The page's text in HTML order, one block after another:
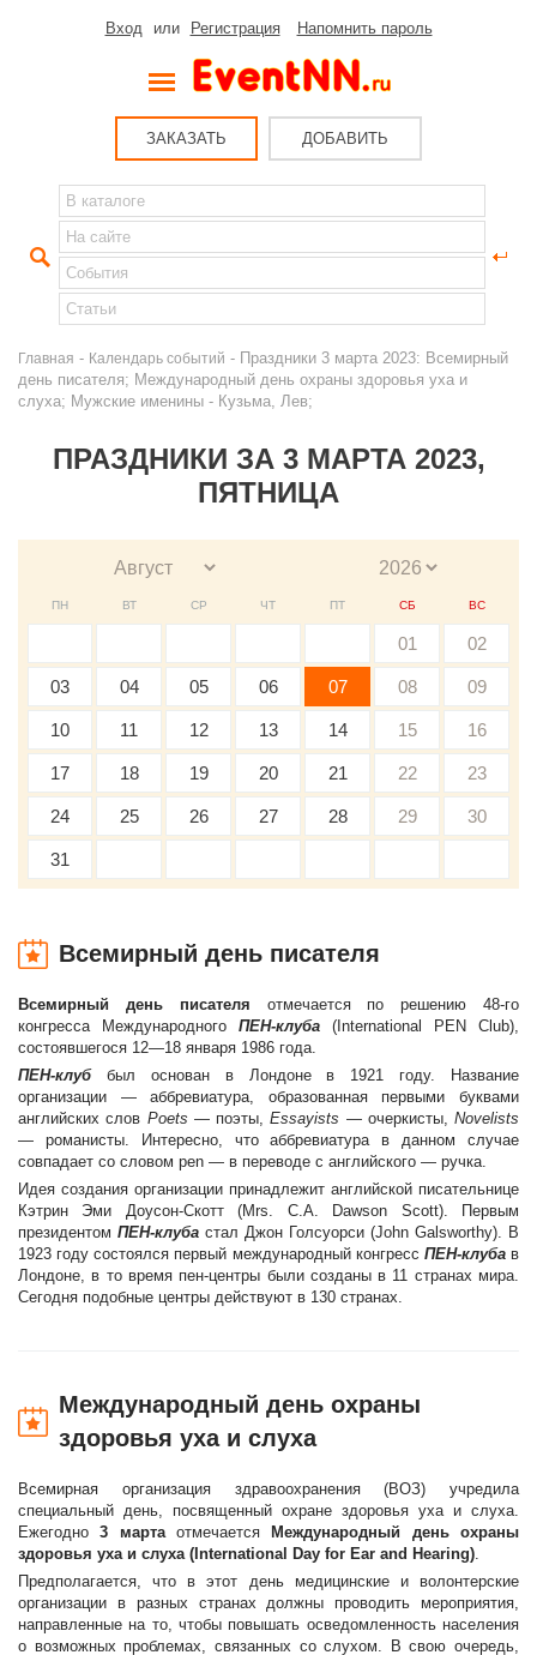
Вход или Регистрация Напомнить пароль
ЗАКАЗАТЬ ДОБАВИТЬ
Главная - Календарь событий - Праздники 3 марта 2023: Всемирный
день писателя; Международный день охраны здоровья уха и
слуха; Мужские именины - Кузьма, Лев;
ПРАЗДНИКИ ЗА 3 МАРТА 2023,
ПЯТНИЦА
ПН ВТ СР ЧТ ПТ СБ ВС
01 02
03 04 05 06 07 08 09
10 11 12 13 14 15 16
17 18 19 20 21 22 23
24 25 26 27 28 29 30
31
Всемирный день писателя
Всемирный день писателя отмечается по решению 48-го
конгресса Международного ПЕН-клуба (International PEN Club),
состоявшегося 12—18 января 1986 года.
ПЕН-клуббыл основан в Лондоне в 1921 году. Название
организации — аббревиатура, образованная первыми буквами
английских слов Poets — поэты,Essayists — очеркисты, Novelists
— романисты. Интересно, что аббревиатура в данном случае
совпадает со словом pen — в переводе с английского — ручка.
Идея создания организации принадлежит английской писательнице
Кэтрин Эми Доусон-Скотт (Mrs. C.A. Dawson Scott). Первым
президентом ПЕН-клуба стал Джон Голсуорси (John Galsworthy). В
1923 году состоялся первый международный конгресс ПЕН-клубав
Лондоне, в то время пен-центры были созданы в 11 странах мира.
Сегодня подобные центры действуют в 130 странах.
Международный день охраны
здоровья уха и слуха
Всемирная организация здравоохранения (ВОЗ) учредила
специальный день, посвященный охране здоровья уха и слуха.
Ежегодно3 мартаотмечается
Международный день охраны
здоровья уха и слуха (International Day for Ear and Hearing).
Предполагается, что в этот день медицинские и волонтерские
организации в разных странах должны проводить мероприятия,
направленные на то, чтобы повышать осведомленность населения
о возможных проблемах, связанных со слухом. В свою очередь,